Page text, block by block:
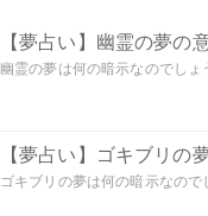
【夢占い】幽霊の夢の
幽霊の夢は何の暗示なのでし
【夢占い】ゴキブリの
ゴキブリの夢は何の暗示なの